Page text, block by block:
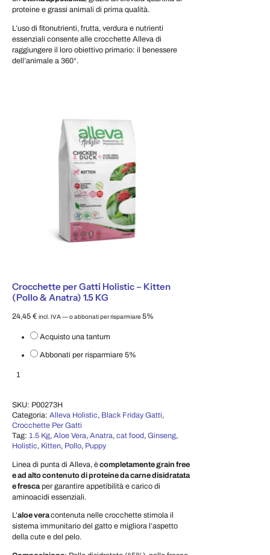
proteine e grassi animali di prima qualità.
L’uso di fitonutrienti, frutta, verdura e nutrienti
essenziali consente alle crocchette Alleva di
raggiungere il loro obiettivo primario: il benessere
dell’animale a 360°.
Crocchette per Gatti Holistic – Kitten
(Pollo & Anatra) 1.5 KG
24,45 € incl. IVA—o abbonati per risparmiare 5%
Acquisto una tantum
Abbonati per risparmiare 5%
Crocchette per Gatti Holistic – Kitten (Pollo & Anatra) 1.5 KG quantità
SKU: P00273H
Categoria: Alleva Holistic, Black Friday Gatti,
Crocchette Per Gatti
Tag: 1.5 Kg, Aloe Vera, Anatra, cat food, Ginseng,
Holistic, Kitten, Pollo, Puppy
Linea di punta di Alleva, ècompletamente grain free
e ad alto contenuto di proteine da carne disidratata
e fresca per garantire appetibilità e carico di
aminoacidi essenziali.
L’aloe veracontenuta nelle crocchette stimola il
sistema immunitario del gatto e migliora l’aspetto
della cute e del pelo.